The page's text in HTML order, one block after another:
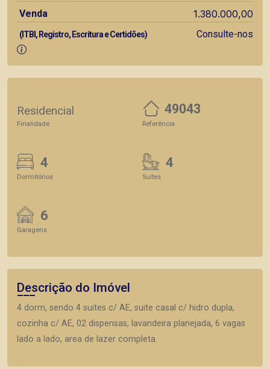
Venda
1.380.000,00
(ITBI, Registro, Escritura e Certidões) Consulte-nos
Residencial
Finalidade
49043
Referência
4
Dormitórios
4
Suítes
6
Garagens
Descrição do Imóvel
4 dorm, sendo 4 suites c/ AE, suite casal c/ hidro dupla,
cozinha c/ AE, 02 dispensas, lavandeira planejada, 6 vagas
lado a lado, area de lazer completa.